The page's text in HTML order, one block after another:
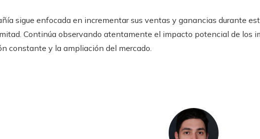
sigue enfocada en incrementar sus ventas y ganancias durante
Continúa observando atentamente el impacto potencial de los
constante y la ampliación del mercado.